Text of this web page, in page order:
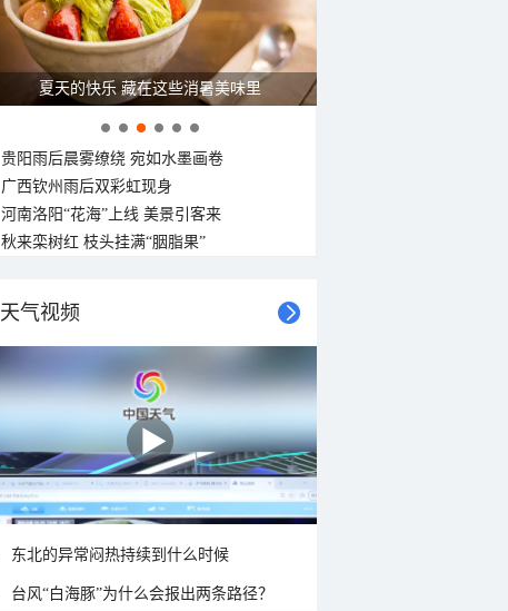
夏天的快乐 藏在这些消暑美味里
贵阳雨后晨雾缭绕 宛如水墨画卷
广西钦州雨后双彩虹现身
河南洛阳“花海”上线 美景引客来
秋来栾树红 枝头挂满“胭脂果”
天气视频
东北的异常闷热持续到什么时候
台风“白海豚”为什么会报出两条路径？